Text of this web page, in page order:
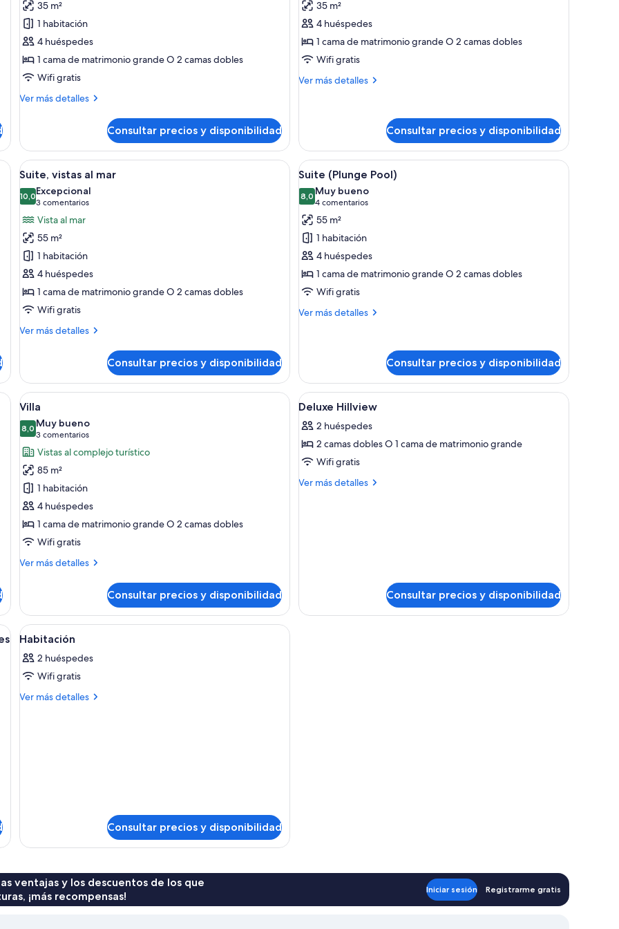
Habitación
Deluxe
(Premiere)
35 m²
1 habitación
4 huéspedes
1 cama de matrimonio grande O 2 camas dobles
Wifi gratis
Ver más detalles
Más
Deluxe
(Premiere)
Consultar precios y disponibilidad
Habitación
Deluxe,
vistas
al
mar
35 m²
4 huéspedes
1 cama de matrimonio grande O 2 camas dobles
Wifi gratis
Ver más detalles
Más
vistas
al
mar
Consultar precios y disponibilidad
grande, un escritorio y una silla. Hay un televisor en la pared y una ventana con vistas a edificios y árboles.
Abrir
todas
las
fotos
de
Suite,
vistas
al
mar
Habitación de hotel con dos camas, un escritorio, una silla, un televisor y un ventanal con vistas al océano y a
4
Suite, vistas al mar
10,010,0 de 10
Excepcional
3 comentarios
(3 comentarios)
Vista al mar
55 m²
1 habitación
4 huéspedes
1 cama de matrimonio grande O 2 camas dobles
Wifi gratis
Ver más detalles
Más
vistas
al
mar
Consultar precios y disponibilidad
Abrir
todas
las
fotos
de
Suite
(Plunge
Pool)
Un hotel moderno con piscina, zona de
4
Suite (Plunge Pool)
8,08,0 de 10
Muy bueno
4 comentarios
(4 comentarios)
55 m²
1 habitación
4 huéspedes
1 cama de matrimonio grande O 2 camas dobles
Wifi gratis
Ver más detalles
Más
Pool)
Consultar precios y disponibilidad
con balcón, cama, sofá y televisión.
Abrir
todas
las
fotos
de
Villa
Un área de piscina moderna al aire libre con un diseño de pared geométrico, sillones de descanso y una pérgola.
3
Villa
8,08,0 de 10
Muy bueno
3 comentarios
(3 comentarios)
Vistas al complejo turístico
85 m²
1 habitación
4 huéspedes
1 cama de matrimonio grande O 2 camas dobles
Wifi gratis
Ver más detalles
Más
Consultar precios y disponibilidad
Abrir
todas
las
fotos
de
Deluxe
Minibar, caja fuerte, escritorio y sistema de
2
Deluxe Hillview
2 huéspedes
2 camas dobles O 1 cama de matrimonio grande
Wifi gratis
Ver más detalles
Más
Consultar precios y disponibilidad
grande, zona de estar con una silla y una pequeña mesa, escritorio con computadora y vistas a zonas verdes a través de las ventanas.
Abrir
todas
las
fotos
de
Minibar, caja fuerte, escritorio y sistema de insonorización
2
Habitación
2 huéspedes
Wifi gratis
Ver más detalles
Más
Consultar precios y disponibilidad
ventajas y los descuentos de los que
¡más recompensas!
Iniciar sesión Registrarme gratis